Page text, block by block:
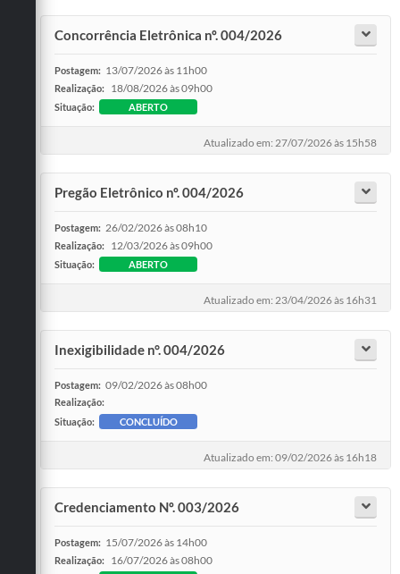
Concorrência Eletrônica nº. 004/2026
Postagem: 13/07/2026 às 11h00
Realização: 18/08/2026 às 09h00
Situação: ABERTO
Atualizado em: 27/07/2026 às 15h58
Pregão Eletrônico nº. 004/2026
Postagem: 26/02/2026 às 08h10
Realização: 12/03/2026 às 09h00
Situação: ABERTO
Atualizado em: 23/04/2026 às 16h31
Inexigibilidade n°. 004/2026
Postagem: 09/02/2026 às 08h00
Realização:
Situação:
CONCLUÍDO
Atualizado em: 09/02/2026 às 16h18
Credenciamento Nº. 003/2026
Postagem: 15/07/2026 às 14h00
Realização: 16/07/2026 às 08h00